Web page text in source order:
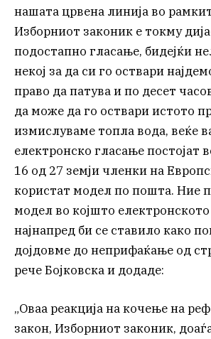
нашата црвена линија во
Изборниот законик е токму
подостапно гласање, бидејќи
некој за да си го оствари
право да патува и по десет
да може да го оствари истото
измислуваме топла вода, веќе
електронско гласање постојат
16 од 27 земји членки на
користат модел по пошта. Ние
модел во којшто
најнапред би се ставило како
дојдовме до неприфаќање од
рече Бојковска и додаде:
„Оваа реакција на кочење на
закон, Изборниот законик,